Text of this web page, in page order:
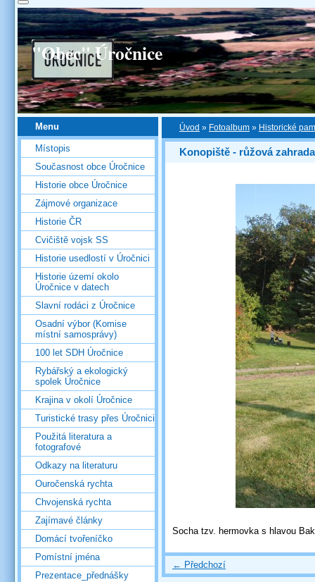
"Obec" Úročnice
Úvod » Fotoalbum » Historické
Konopiště - růžová zahrada
Socha tzv. hermovka s hlavou
← Předchozí
Menu
Místopis
Současnost obce Úročnice
Historie obce Úročnice
Zájmové organizace
Historie ČR
Cvičiště vojsk SS
Historie usedlostí v Úročnici
Historie území okolo
Úročnice v datech
Slavní rodáci z Úročnice
Osadní výbor (Komise
místní samosprávy)
100 let SDH Úročnice
Rybářský a ekologický
spolek Úročnice
Krajina v okolí Úročnice
Turistické trasy přes Úročnici
Použitá literatura a
fotografové
Odkazy na literaturu
Ouročenská rychta
Chvojenská rychta
Zajímavé články
Domácí tvořeníčko
Pomístní jména
Prezentace_přednášky